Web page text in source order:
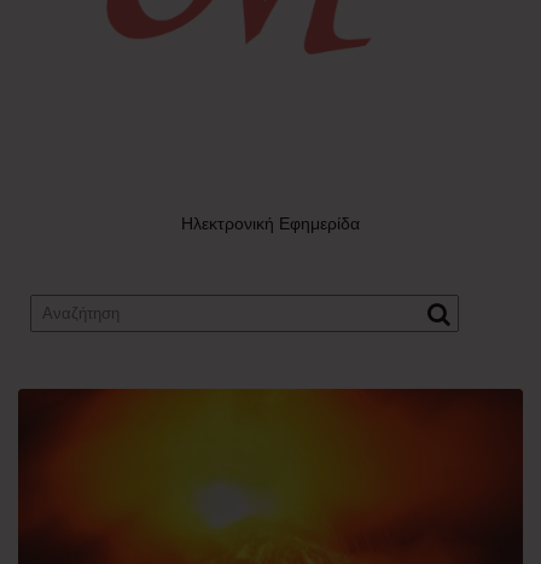
Ηλεκτρονική Εφημερίδα